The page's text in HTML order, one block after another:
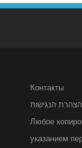
Контакты
Любое
указанием